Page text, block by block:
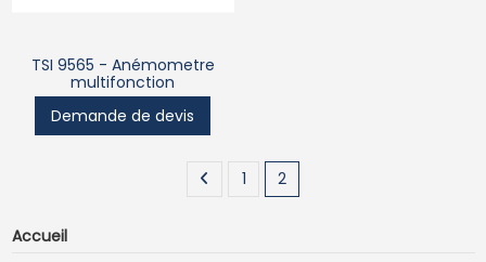
TSI 9565 - Anémometre
multifonction
Demande de devis
1 2
Accueil